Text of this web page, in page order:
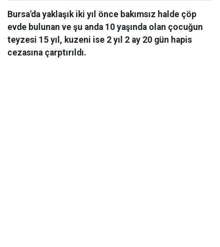
Bursa'da yaklaşık iki yıl önce bakımsız halde çöp
evde bulunan ve şu anda 10 yaşında olan çocuğun
teyzesi 15 yıl, kuzeni ise 2 yıl 2 ay 20 gün hapis
cezasına çarptırıldı.